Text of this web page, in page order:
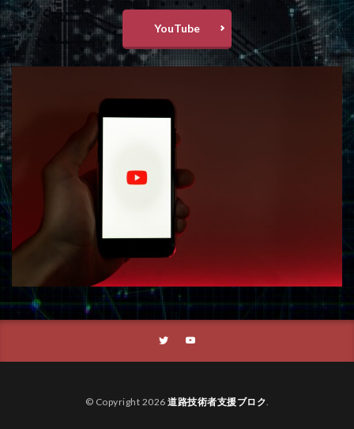
YouTube
© Copyright 2026 道路技術者支援ブロク.